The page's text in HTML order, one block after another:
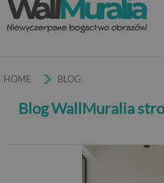
HOME BLOG
Blog WallMuralia